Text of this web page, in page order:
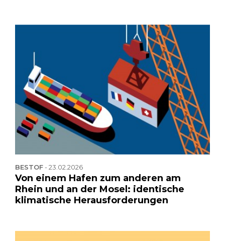
BESTOF-23.02.2026
Von einem Hafen zum anderen am
Rhein und an der Mosel: identische
klimatische Herausforderungen